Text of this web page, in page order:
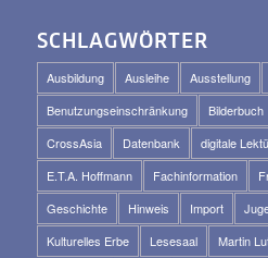
SCHLAGWÖRTER
Ausbildung Ausleihe Ausstellung
Benutzungseinschränkung
Bilderbuch
CrossAsia
Datenbank digitale
E.T.A. Hoffmann
Fachinformation
Geschichte
Hinweis Import
Kulturelles Erbe
Lesesaal Martin